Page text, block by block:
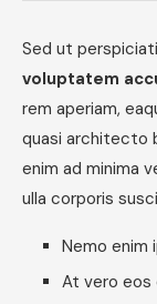
Sed ut
voluptatem
rem aperiam,
quasi architecto
enim ad minima
ulla corporis
Nemo enim
At vero eos